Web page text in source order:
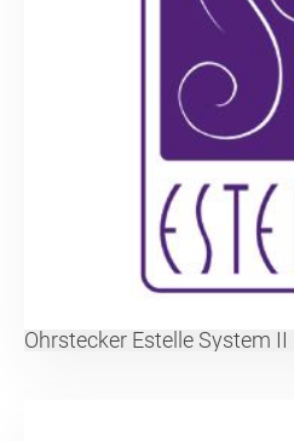
Ohrstecker Estelle System II